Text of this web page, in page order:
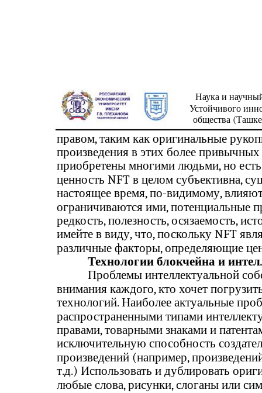
Наука и
Устойчивого
общества
правом, таким как оригинальные
произведения в этих более
приобретены многими людьми, но
ценность NFT в целом субъективна,
настоящее время, по-видимому,
ограничиваются ими, потенциальные
редкость, полезность, осязаемость,
имейте в виду, что, поскольку NFT
различные факторы, определяющие
Технологии блокчейна и
Проблемы интеллектуальной
внимания каждого, кто хочет
технологий. Наиболее актуальные
распространенными типами
правами, товарными знаками и
исключительную способность
произведений (например,
т.д.) Использовать и дублировать
любые слова, рисунки, слоганы или